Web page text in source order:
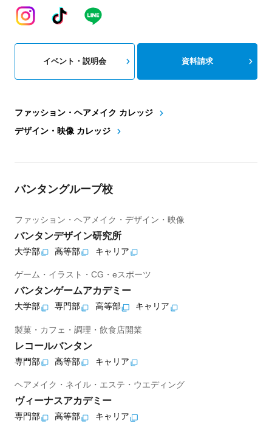
ファッション・ヘアメイク カレッジ
デザイン・映像 カレッジ
イベント・説明会 資料請求
バンタングループ校
ファッション・ヘアメイク・デザイン・映像
バンタンデザイン研究所
大学部 高等部 キャリア
ゲーム・イラスト・CG・eスポーツ
バンタンゲームアカデミー
大学部 専門部 高等部 キャリア
製菓・カフェ・調理・飲食店開業
レコールバンタン
専門部 高等部 キャリア
ヘアメイク・ネイル・エステ・ウエディング
ヴィーナスアカデミー
専門部 高等部 キャリア